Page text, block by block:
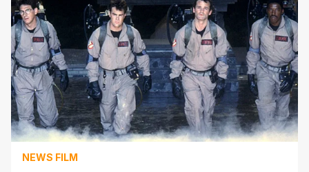
non sia stata confermata alcuna nuova serie anime
ufficiale per il [']
NEWS FILM